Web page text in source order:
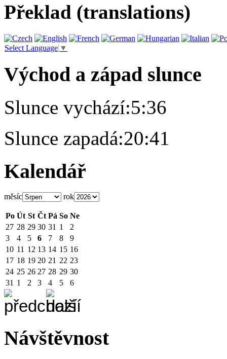
Překlad (translations)
Select Language ▼
Východ a západ slunce
Slunce vychází:5:36
Slunce zapadá:20:41
Kalendář
měsíc rok
Po Út St Čt Pá So Ne
27 28 29 30 31 1
2
3
4 5 6 7 8
9
10 11 12 13 14 15 16
17 18 19 20 21 22 23
24 25 26 27 28 29 30
31 1 2 3 4 5 6
Návštěvnost